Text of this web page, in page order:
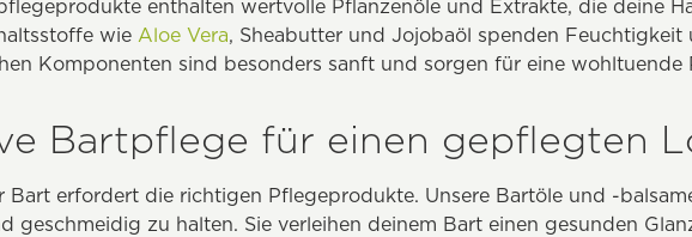
enthalten wertvolle Pflanzenöle und Extrakte, die deine
wie Aloe Vera, Sheabutter und Jojobaöl spenden
Komponenten sind besonders sanft und sorgen für eine wohltuende
Bartpflege für einen gepflegten
Bart erfordert die richtigen Pflegeprodukte. Unsere Bartöle und -
geschmeidig zu halten. Sie verleihen deinem Bart einen gesunden